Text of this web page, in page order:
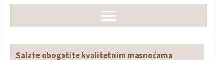
Salate obogatite kvalitetnim masnoćama